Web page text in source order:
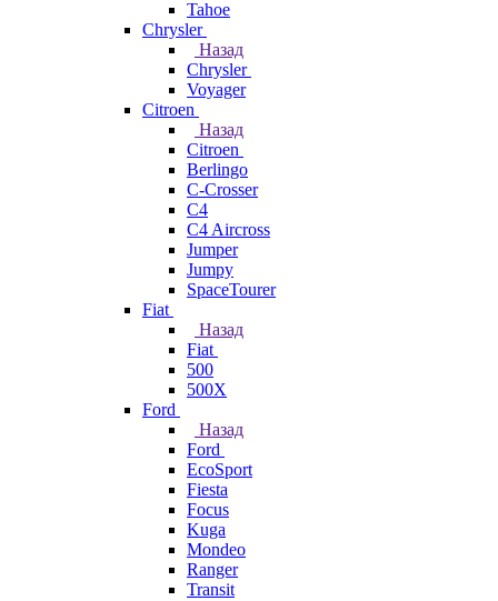
Tahoe
Chrysler
Назад
Chrysler
Voyager
Citroen
Назад
Citroen
Berlingo
C-Crosser
C4
C4 Aircross
Jumper
Jumpy
SpaceTourer
Fiat
Назад
Fiat
500
500X
Ford
Назад
Ford
EcoSport
Fiesta
Focus
Kuga
Mondeo
Ranger
Transit